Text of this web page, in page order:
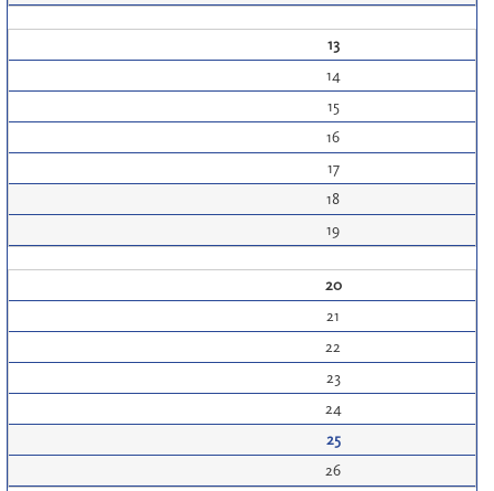
13
14
15
16
17
18
19
20
21
22
23
24
25
26